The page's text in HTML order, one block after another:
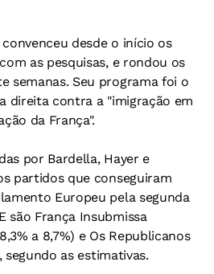
desde o início os
as pesquisas, e rondou os
semanas. Seu programa foi o
direita contra a "imigração em
da França".
por Bardella, Hayer e
partidos que conseguiram
Europeu pela segunda
são França Insubmissa
a 8,7%) e Os Republicanos
segundo as estimativas.